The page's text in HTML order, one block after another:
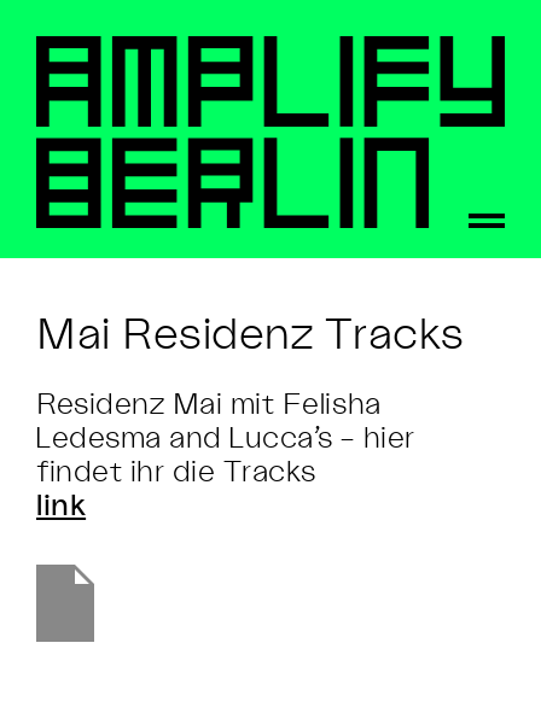
Mai Residenz Tracks
Residenz Mai mit Felisha
Ledesma and Lucca’s – hier
findet ihr die Tracks
link